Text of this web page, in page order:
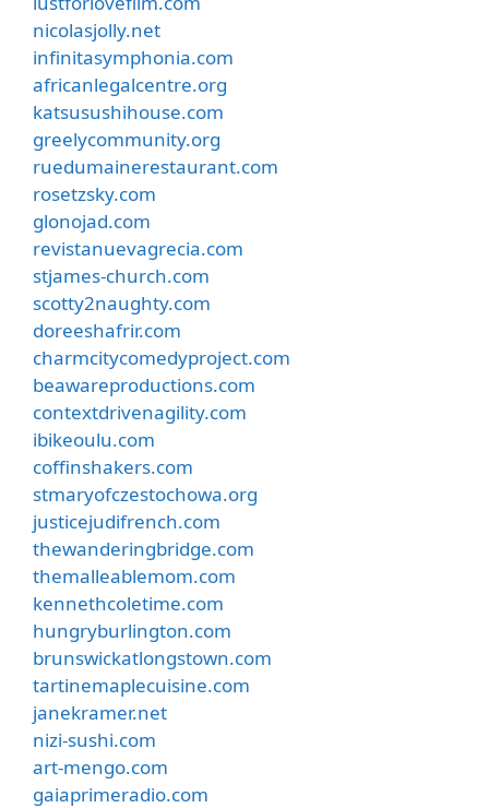
nicolasjolly.net
infinitasymphonia.com
africanlegalcentre.org
katsusushihouse.com
greelycommunity.org
ruedumainerestaurant.com
rosetzsky.com
glonojad.com
revistanuevagrecia.com
stjames-church.com
scotty2naughty.com
doreeshafrir.com
charmcitycomedyproject.com
beawareproductions.com
contextdrivenagility.com
ibikeoulu.com
coffinshakers.com
stmaryofczestochowa.org
justicejudifrench.com
thewanderingbridge.com
themalleablemom.com
kennethcoletime.com
hungryburlington.com
brunswickatlongstown.com
tartinemaplecuisine.com
janekramer.net
nizi-sushi.com
art-mengo.com
gaiaprimeradio.com